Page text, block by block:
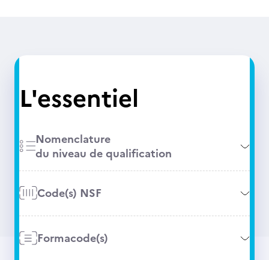
L'essentiel
Nomenclature
du niveau de qualification
Code(s) NSF
Formacode(s)